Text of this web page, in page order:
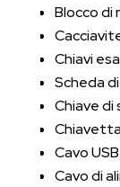
Blocco di
Chiavi
Scheda
Chiave di
Cavo
Cavo di